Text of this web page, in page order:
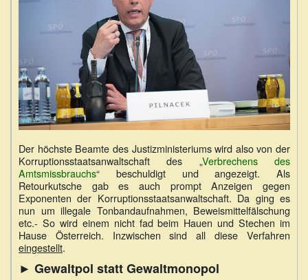
Der höchste Beamte des Justizministeriums wird also von der
Korruptionsstaatsanwaltschaft des „Verbrechens des
Amtsmissbrauchs“ beschuldigt und angezeigt. Als
Retourkutsche gab es auch prompt Anzeigen gegen
Exponenten der Korruptionsstaatsanwaltschaft. Da ging es
nun um illegale Tonbandaufnahmen, Beweismittelfälschung
etc.- So wird einem nicht fad beim Hauen und Stechen im
Hause Österreich. Inzwischen sind all diese Verfahren
eingestellt.
► Gewaltpol statt Gewaltmonopol